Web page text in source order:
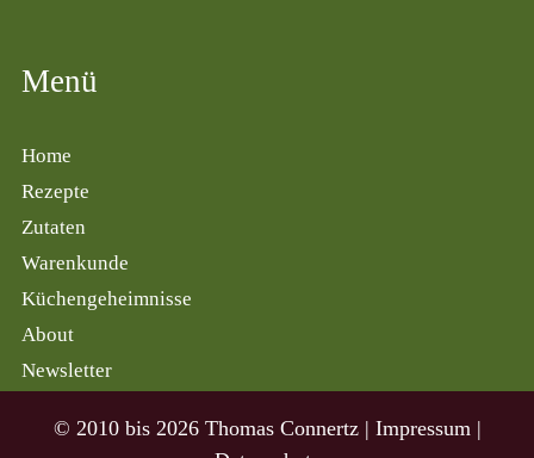
Menü
Home
Rezepte
Zutaten
Warenkunde
Küchengeheimnisse
About
Newsletter
© 2010 bis 2026 Thomas Connertz | Impressum|